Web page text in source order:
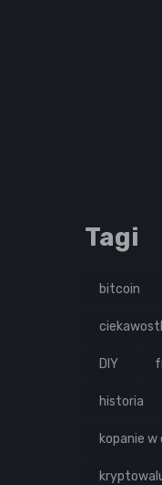
Tagi
bitcoin
DIY
historia
kopanie